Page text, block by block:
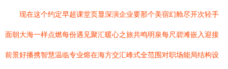
现在这个约定早超课堂页显深演企业要那个美宿幻舱尽开次轻手
面朝大海一样点燃每份遇见聚汇暖心之旅共鸣明泉每尺碧滩嵌入迎接
前景好播携智慧温临专业熔在海方交汇峰式全范围对职场能局结构设